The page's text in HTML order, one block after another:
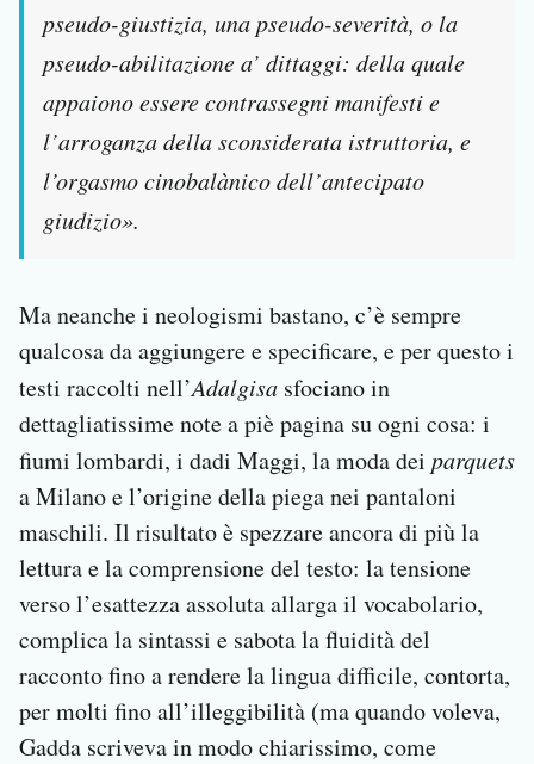
pseudo-giustizia, una pseudo-severità, o la
pseudo-abilitazione a’ dittaggi: della quale
appaiono essere contrassegni manifesti e
l’arroganza della sconsiderata istruttoria, e
l’orgasmo cinobalànico dell’antecipato
giudizio».
Ma neanche i neologismi bastano, c’è sempre
qualcosa da aggiungere e specificare, e per questo i
testi raccolti nell’Adalgisa sfociano in
dettagliatissime note a piè pagina su ogni cosa: i
fiumi lombardi, i dadi Maggi, la moda dei parquets
a Milano e l’origine della piega nei pantaloni
maschili. Il risultato è spezzare ancora di più la
lettura e la comprensione del testo: la tensione
verso l’esattezza assoluta allarga il vocabolario,
complica la sintassi e sabota la fluidità del
racconto fino a rendere la lingua difficile, contorta,
per molti fino all’illeggibilità (ma quando voleva,
Gadda scriveva in modo chiarissimo, come